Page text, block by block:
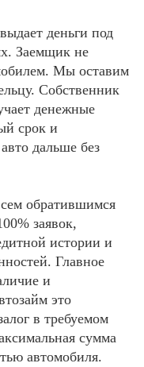
деньги под
Заемщик не
Мы оставим
Собственник
денежные
срок и
дальше без
обратившимся
заявок,
истории и
Главное
и
это
в требуемом
сумма
автомобиля.